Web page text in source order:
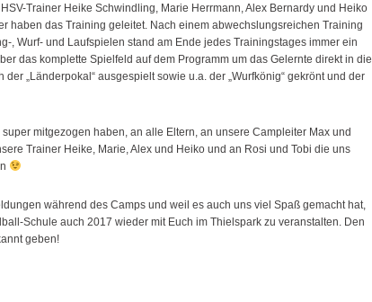
Trainer Heike Schwindling, Marie Herrmann, Alex Bernardy und Heiko
haben das Training geleitet. Nach einem abwechslungsreichen Training
, Wurf- und Laufspielen stand am Ende jedes Trainingstages immer ein
das komplette Spielfeld auf dem Programm um das Gelernte direkt in die
„Länderpokal“ ausgespielt sowie u.a. der „Wurfkönig“ gekrönt und der
mitgezogen haben, an alle Eltern, an unsere Campleiter Max und
Trainer Heike, Marie, Alex und Heiko und an Rosi und Tobi die uns
während des Camps und weil es auch uns viel Spaß gemacht hat,
Schule auch 2017 wieder mit Euch im Thielspark zu veranstalten. Den
geben!